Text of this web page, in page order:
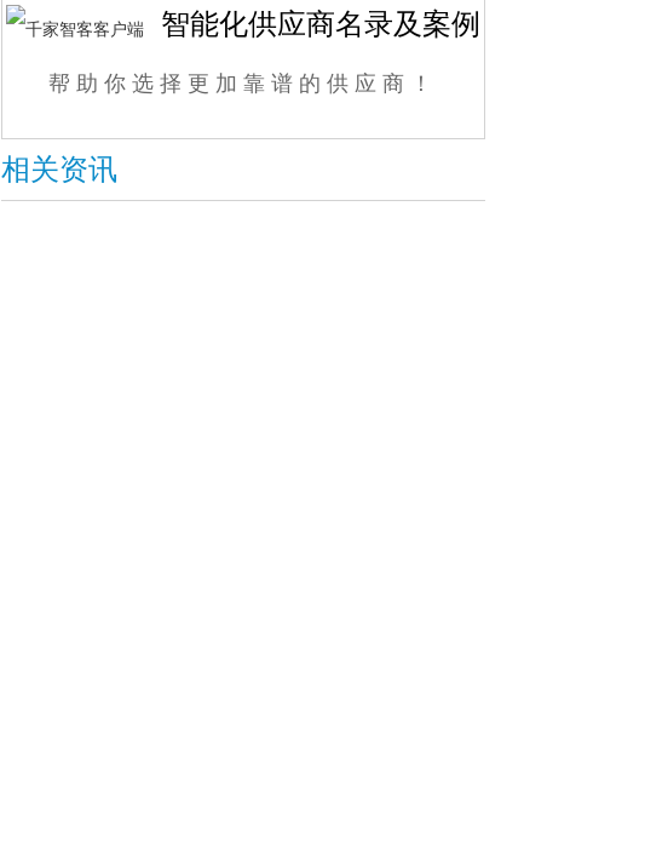
智能化供应商名录及案例
帮助你选择更加靠谱的供应商！
相关资讯